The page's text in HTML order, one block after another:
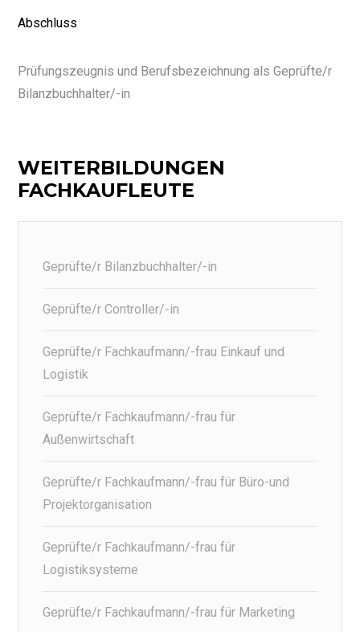
Abschluss
Prüfungszeugnis und Berufsbezeichnung als Geprüfte/r
Bilanzbuchhalter/-in
WEITERBILDUNGEN
FACHKAUFLEUTE
Geprüfte/r Bilanzbuchhalter/-in
Geprüfte/r Controller/-in
Geprüfte/r Fachkaufmann/-frau Einkauf und
Logistik
Geprüfte/r Fachkaufmann/-frau für
Außenwirtschaft
Geprüfte/r Fachkaufmann/-frau für Büro-und
Projektorganisation
Geprüfte/r Fachkaufmann/-frau für
Logistiksysteme
Geprüfte/r Fachkaufmann/-frau für Marketing